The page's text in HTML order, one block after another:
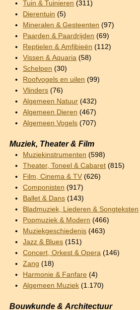
Tuin & Tuinieren (311)
Dierentuin (5)
Mineralen & Gesteenten (97)
Paarden & Paardrijden (69)
Reptielen & Amfibieën (112)
Vissen & Aquaria (58)
Schelpen (30)
Roofvogels en uilen (99)
Vlinders (76)
Algemeen Natuur (432)
Algemeen Dieren (467)
Algemeen Vogels (707)
Muziek, Theater & Film
Muziekinstrumenten (598)
Theater, Toneel & Cabaret (815)
Film, Cinema & TV (626)
Componisten (917)
Ballet & Dans (143)
Bladmuziek, Liederen & Songteksten
Popmuziek & Modern (466)
Muziekgeschiedenis (463)
Jazz & Blues (151)
Concert, Orkest & Opera (146)
Zang (18)
Harmonie & Fanfare (4)
Algemeen Muziek (1.170)
Bouwkunde & Architectuur